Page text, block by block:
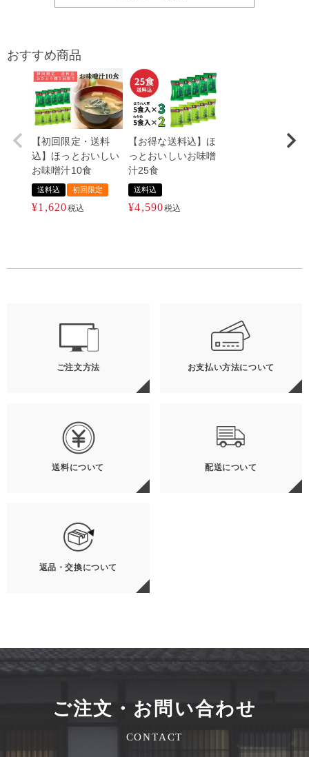
おすすめ商品
【初回限定・送料
込】ほっとおいしい
お味噌汁10食
送料込 初回限定
¥1,620税込
【お得な送料込】ほ
っとおいしいお味噌
汁25食
送料込
¥4,590税込
ご注文方法 お支払い方法について
送料について 配送について
返品・交換について
ご注文・お問い合わせ
CONTACT